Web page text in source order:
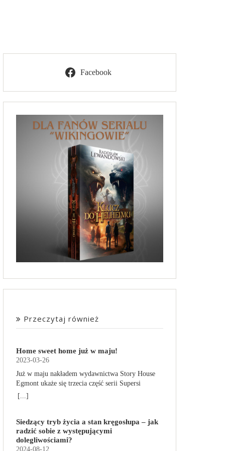
Facebook
Przeczytaj również
Home sweet home już w maju!
2023-03-26
Już w maju nakładem wydawnictwa Story House
Egmont ukaże się trzecia część serii Supersi
scenarzysty Frederic Maupome. Ten tom nosi tytuł
obdarzone supermocami i wspomagane przez
robota o imieniu Al. Są rozdarte między chęcią
prowadzenia normalnego życia wśród ludzi a
[...]
Siedzący tryb życia a stan kręgosłupa – jak
radzić sobie z występującymi
dolegliwościami?
2024-08-12